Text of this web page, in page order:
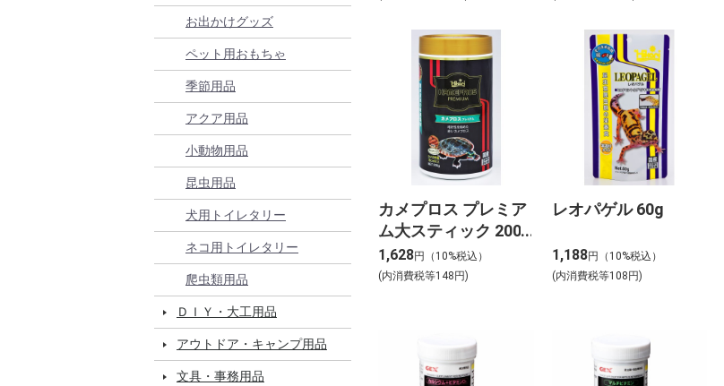
お出かけグッズ
ペット用おもちゃ
季節用品
アクア用品
小動物用品
昆虫用品
犬用トイレタリー
ネコ用トイレタリー
爬虫類用品
ＤＩＹ・大工用品
アウトドア・キャンプ用品
文具・事務用品
カメプロス プレミア
ム大スティック 200g
1,628円（10%税込）
(内消費税等148円)
レオパゲル 60g
1,188円（10%税込）
(内消費税等108円)